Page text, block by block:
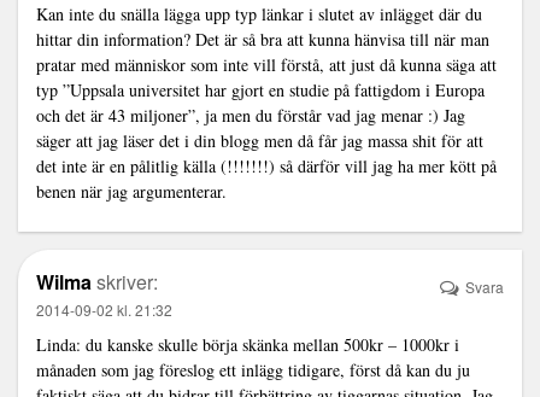
Kan inte du snälla lägga upp typ länkar i slutet av inlägget där du
hittar din information? Det är så bra att kunna hänvisa till när man
pratar med människor som inte vill förstå, att just då kunna säga att
typ ”Uppsala universitet har gjort en studie på fattigdom i Europa
och det är 43 miljoner”, ja men du förstår vad jag menar :) Jag
säger att jag läser det i din blogg men då får jag massa shit för att
det inte är en pålitlig källa (!!!!!!!) så därför vill jag ha mer kött på
benen när jag argumenterar.
Wilmaskriver:
2014-09-02 kl. 21:32
Linda: du kanske skulle börja skänka mellan 500kr – 1000kr i
månaden som jag föreslog ett inlägg tidigare, först då kan du ju
Svara